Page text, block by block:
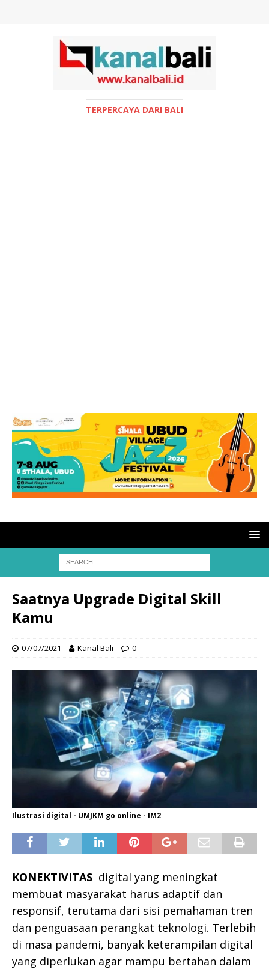
TERPERCAYA DARI BALI
Saatnya Upgrade Digital Skill
Kamu
07/07/2021 Kanal Bali 0
Ilustrasi digital - UMJKM go online - IM2
KONEKTIVITAS digital yang meningkat
membuat masyarakat harus adaptif dan
responsif, terutama dari sisi pemahaman tren
dan penguasaan perangkat teknologi. Terlebih
di masa pandemi, banyak keterampilan digital
yang diperlukan agar mampu bertahan dalam